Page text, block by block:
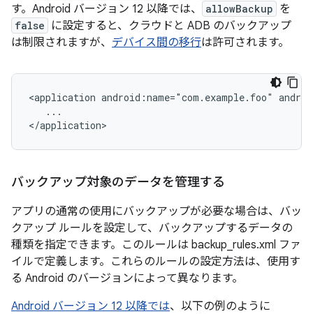
す。Android バージョン 12 以降では、
allowBackup を
false
に設定すると、クラウドと ADB のバックアップ
は制限されますが、 デバイス間の移行は許可されます。
<application android:name="com.example.foo"
...
バックアップ対象のデータを管理する
アプリの通常の使用にバックアップが必要な場合は、バッ
クアップ ルールを設定して、バックアップするデータの
種類を指定できます。このルールは backup_rules.xml ファ
イルで定義します。これらのルールの設定方法は、使用す
る Android のバージョンによって異なります。
Android バージョン 12 以降では、以下の例のように